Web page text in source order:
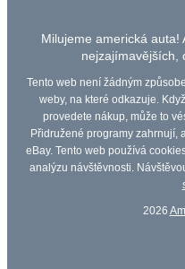
Milujeme americká auta!
nejzajímavějších,
Tento web není žádným
weby, na které odkazuje.
provedete nákup, může to
Přidružené programy zahrnují,
eBay. Tento web používá
analýzu návštěvnosti.
2026